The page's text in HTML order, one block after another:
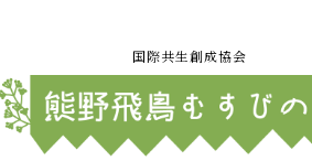
国際共生創成協会